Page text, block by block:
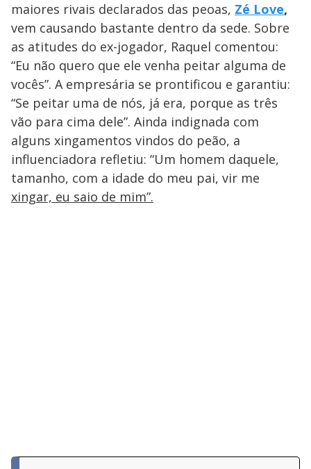
maiores rivais declarados das peoas, Zé Love,
vem causando bastante dentro da sede. Sobre
as atitudes do ex-jogador, Raquel comentou:
“Eu não quero que ele venha peitar alguma de
vocês”. A empresária se prontificou e garantiu:
“Se peitar uma de nós, já era, porque as três
vão para cima dele”. Ainda indignada com
alguns xingamentos vindos do peão, a
influenciadora refletiu: “Um homem daquele,
tamanho, com a idade do meu pai, vir me
xingar, eu saio de mim”.